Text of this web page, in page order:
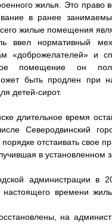
жилья. Это право
в ранее
жилые помещения
ввел нормативный
«доброжелателей» и
помещение он
быть продлен при
детей-сирот.
длительное время
Северодвинский
отстаивать свое
в установленном
администрации в
времени
на